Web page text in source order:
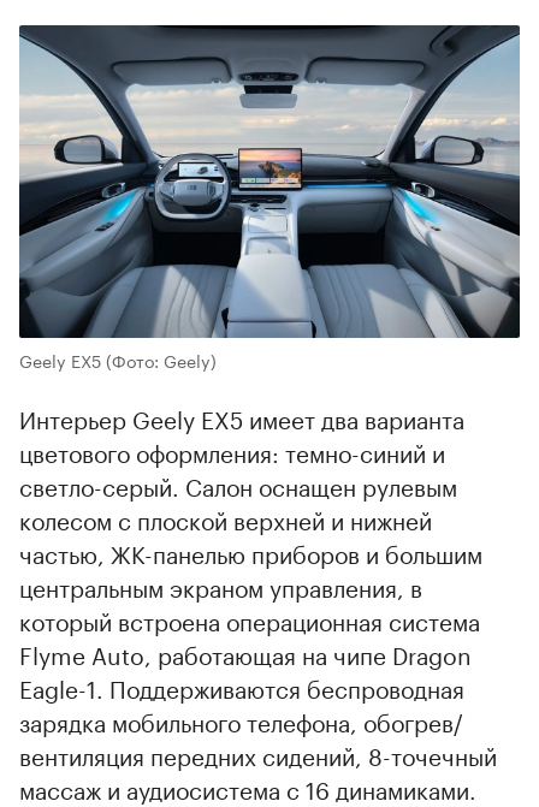
Geely EX5(Фото: Geely)
Интерьер Geely EX5 имеет два варианта
цветового оформления: темно-синий и
светло-серый. Салон оснащен рулевым
колесом с плоской верхней и нижней
частью, ЖК-панелью приборов и большим
центральным экраном управления, в
который встроена операционная система
Flyme Auto, работающая на чипе Dragon
Eagle-1. Поддерживаются беспроводная
зарядка мобильного телефона, обогрев/
вентиляция передних сидений, 8-точечный
массаж и аудиосистема с 16 динамиками.